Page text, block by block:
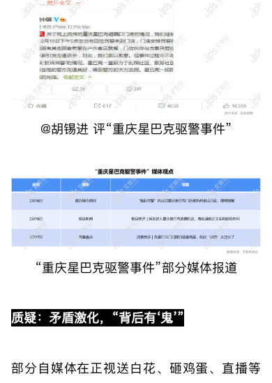
@胡锡进 评“重庆星巴克驱警事件”
“重庆星巴克驱警事件”部分媒体报道
质疑：矛盾激化，“背后有‘鬼’”
部分自媒体在正视送白花、砸鸡蛋、直播等